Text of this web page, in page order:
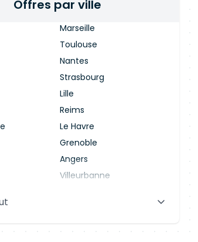
Offres par ville
Marseille
Toulouse
Nantes
Strasbourg
Lille
Reims
Le Havre
Grenoble
Angers
Villeurbanne